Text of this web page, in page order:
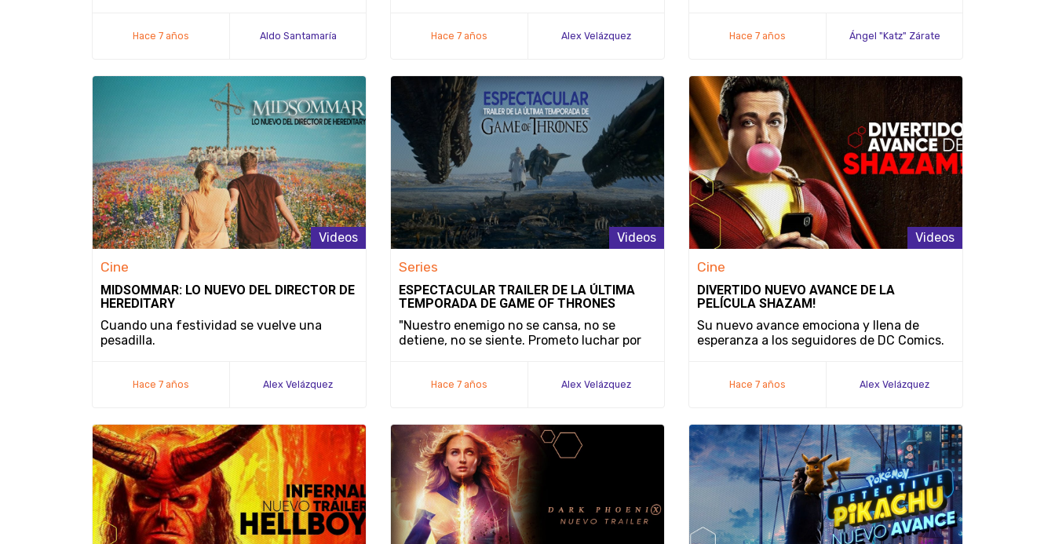
Hace 7 años Aldo Santamaría Hace 7 años Alex Velázquez Hace 7 años Ángel "Katz" Zárate
Videos
Cine
MIDSOMMAR: LO NUEVO DEL DIRECTOR DE
HEREDITARY
Cuando una festividad se vuelve una
pesadilla.
Hace 7 años Alex Velázquez
Videos
Series
ESPECTACULAR TRAILER DE LA ÚLTIMA
TEMPORADA DE GAME OF THRONES
"Nuestro enemigo no se cansa, no se
detiene, no se siente. Prometo luchar por
Hace 7 años Alex Velázquez
Videos
Cine
DIVERTIDO NUEVO AVANCE DE LA
PELÍCULA SHAZAM!
Su nuevo avance emociona y llena de
esperanza a los seguidores de DC Comics.
Hace 7 años Alex Velázquez